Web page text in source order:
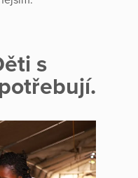
s